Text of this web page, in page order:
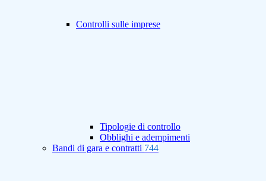
Controlli sulle imprese
Tipologie di controllo
Obblighi e adempimenti
Bandi di gara e contratti 744